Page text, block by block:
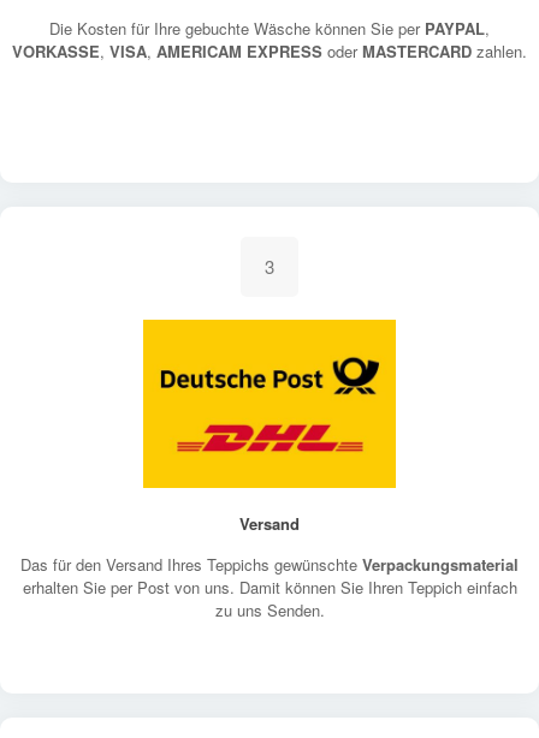
Die Kosten für Ihre gebuchte Wäsche können Sie per PAYPAL,
VORKASSE, VISA, AMERICAM EXPRESS oderMASTERCARD zahlen.
3
Versand
Das für den Versand Ihres Teppichs gewünschte Verpackungsmaterial
erhalten Sie per Post von uns. Damit können Sie Ihren Teppich einfach
zu uns Senden.